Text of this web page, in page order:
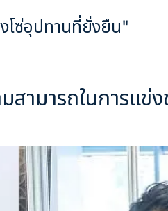
โซ่อุปทานที่ยั่งยืน"
สามารถในการแ